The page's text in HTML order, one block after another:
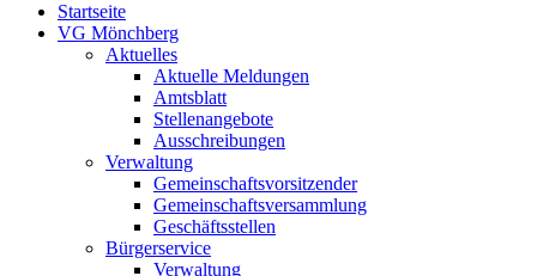
Startseite
VG Mönchberg
Aktuelles
Aktuelle Meldungen
Amtsblatt
Stellenangebote
Ausschreibungen
Verwaltung
Gemeinschaftsvorsitzender
Gemeinschaftsversammlung
Geschäftsstellen
Bürgerservice
Verwaltung